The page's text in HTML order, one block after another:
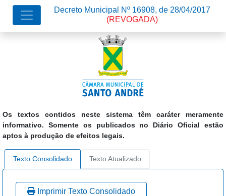
Os textos contidos neste sistema têm caráter meramente
informativo. Somente os publicados no Diário Oficial estão
aptos à produção de efeitos legais.
Decreto Municipal Nº 16908, de 28/04/2017
(REVOGADA)
Texto Consolidado Texto Atualizado
Imprimir Texto Consolidado